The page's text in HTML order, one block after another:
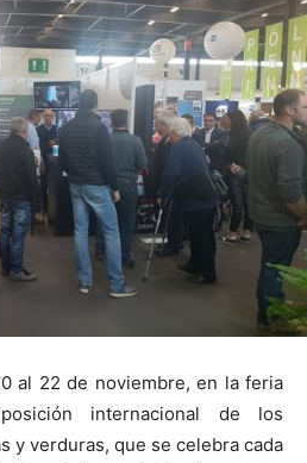
al 22 de noviembre, en la feria
internacional de los
y verduras, que se celebra cada